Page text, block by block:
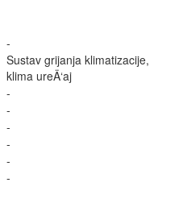
-
Sustav grijanja klimatizacije,
klima ureÄ‘aj
-
-
-
-
-
-